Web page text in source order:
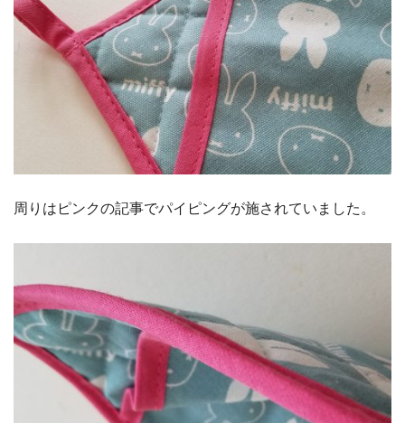
周りはピンクの記事でパイピングが施されていました。